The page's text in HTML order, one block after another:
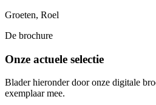
Groeten, Roel
De brochure
Onze actuele selectie
Blader hieronder door onze digitale
exemplaar mee.